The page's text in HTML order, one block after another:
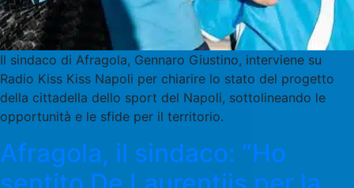
Il sindaco di Afragola, Gennaro Giustino, interviene su
Radio Kiss Kiss Napoli per chiarire lo stato del progetto
della cittadella dello sport del Napoli, sottolineando le
opportunità e le sfide per il territorio.
Afragola, il sindaco: “Ho